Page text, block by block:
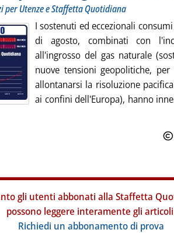
per Utenze e Staffetta Quotidiana
I sostenuti ed eccezionali
di agosto, combinati con
all'ingrosso del gas naturale
nuove tensioni geopolitiche,
allontanarsi la risoluzione
ai confini dell'Europa), hanno
gli utenti abbonati alla Staffetta
possono leggere interamente gli
Richiedi un abbonamento di prova